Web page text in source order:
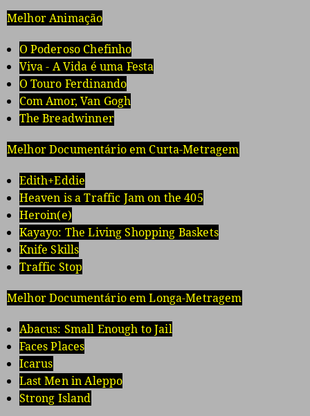
Melhor Animação
O Poderoso Chefinho
Viva - A Vida é uma Festa
O Touro Ferdinando
Com Amor, Van Gogh
The Breadwinner
Melhor Documentário em Curta-Metragem
Edith+Eddie
Heaven is a Traffic Jam on the 405
Heroin(e)
Kayayo: The Living Shopping Baskets
Knife Skills
Traffic Stop
Melhor Documentário em Longa-Metragem
Abacus: Small Enough to Jail
Faces Places
Icarus
Last Men in Aleppo
Strong Island